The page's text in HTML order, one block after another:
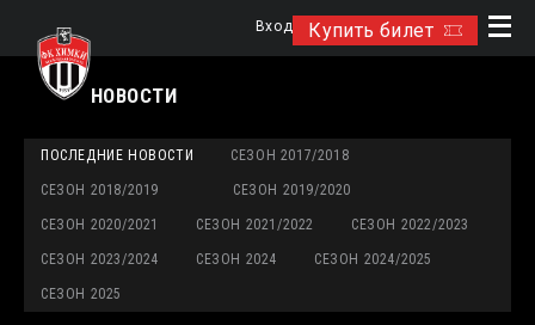
Купить билет
Вход
НОВОСТИ
ПОСЛЕДНИЕ НОВОСТИ СЕЗОН 2017/2018
СЕЗОН 2018/2019 СЕЗОН 2019/2020
СЕЗОН 2020/2021 СЕЗОН 2021/2022 СЕЗОН 2022/2023
СЕЗОН 2023/2024 СЕЗОН 2024 СЕЗОН 2024/2025
СЕЗОН 2025